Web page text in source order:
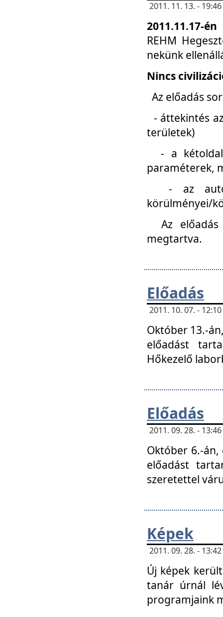
2011. 11. 13. -
2011.11.17-
REHM
nekünk
Nincs
Az előadás
- áttekintés
területek)
- a kétoldali
paraméterek,
- az
körülményei/
Az
megtartva.
Előadás
2011. 10. 07. -
Október 13.-
előadást
Hőkezelő
Előadás
2011. 09. 28. -
Október 6.-
előadást
szeretettel
Képek
2011. 09. 28. -
Új képek
tanár úrnál
programjaink